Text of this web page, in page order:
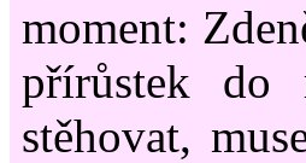
moment:
přírůstek
stěhovat,